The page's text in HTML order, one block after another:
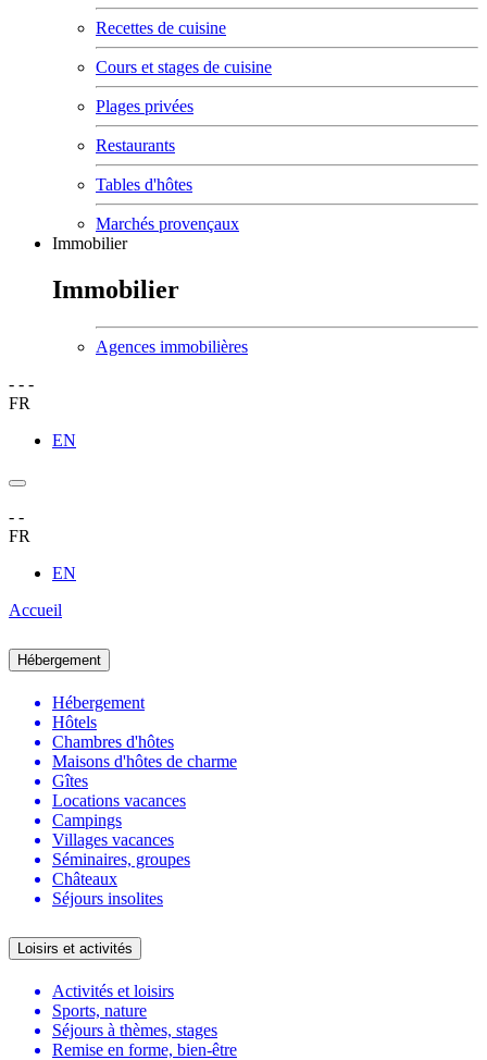
Recettes de cuisine
Cours et stages de cuisine
Plages privées
Restaurants
Tables d'hôtes
Marchés provençaux
Immobilier
Immobilier
Agences immobilières
- - -
FR
EN
- -
FR
EN
Accueil
Hébergement
Hébergement
Hôtels
Chambres d'hôtes
Maisons d'hôtes de charme
Gîtes
Locations vacances
Campings
Villages vacances
Séminaires, groupes
Châteaux
Séjours insolites
Loisirs et activités
Activités et loisirs
Sports, nature
Séjours à thèmes, stages
Remise en forme, bien-être